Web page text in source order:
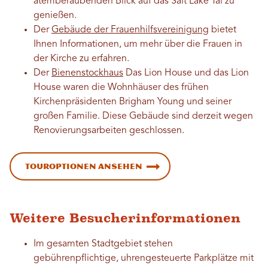
genießen.
DerGebäude der Frauenhilfsvereinigung bietet
Ihnen Informationen, um mehr über die Frauen in
der Kirche zu erfahren.
Der Bienenstockhaus Das Lion House und das Lion
House waren die Wohnhäuser des frühen
Kirchenpräsidenten Brigham Young und seiner
großen Familie. Diese Gebäude sind derzeit wegen
Renovierungsarbeiten geschlossen.
Touroptionen ansehen
Weitere Besucherinformationen
Im gesamten Stadtgebiet stehen
gebührenpflichtige, uhrengesteuerte Parkplätze mit